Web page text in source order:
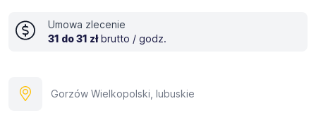
Umowa zlecenie
31 do 31 zł brutto / godz.
Gorzów Wielkopolski, lubuskie